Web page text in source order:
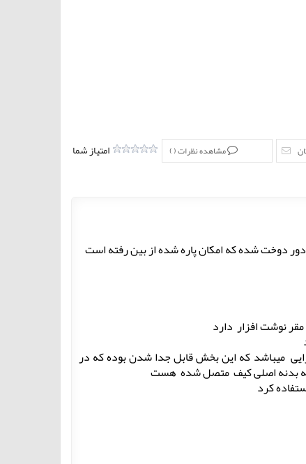
امتیاز شما مشاهده نظرات ()
دور دوخت شده که امکان پاره شده از بین رفته است
میباشد که این بخش قابل جدا شدن بوده که در
بدنه اصلی کیف متصل شده هست
کرد